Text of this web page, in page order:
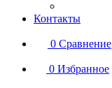
Контакты
0 Сравнение
0 Избранное